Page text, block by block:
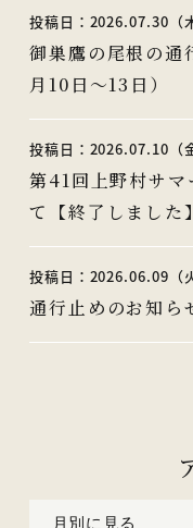
投稿日：2026.07.30（木
御巣鷹の尾根の
月10日～13日）
投稿日：2026.07.10（金
第41回上野村サマ
て【終了しました】
投稿日：2026.06.09（火
通行止めのお知ら